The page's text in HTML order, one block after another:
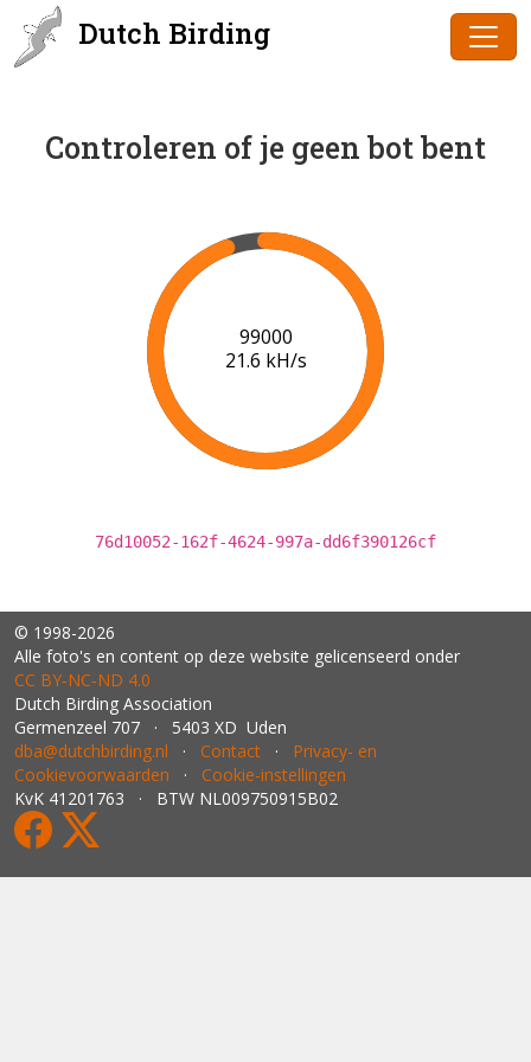
Dutch Birding
Controleren of je geen bot bent
100000
21.6 kH/s
76d10052-162f-4624-997a-dd6f390126cf
© 1998-2026
Alle foto's en content op deze website gelicenseerd onder
CC BY‑NC‑ND 4.0
Dutch Birding Association
Germenzeel 707 · 5403 XD Uden
dba@dutchbirding.nl · Contact · Privacy- en
Cookievoorwaarden · Cookie-instellingen
KvK 41201763 · BTW NL009750915B02